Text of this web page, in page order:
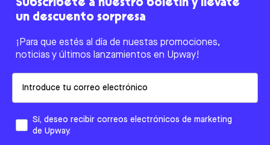
Subscríbete a nuestro boletín y llévate
un descuento sorpresa
¡Para que estés al día de nuestas promociones,
noticias y últimos lanzamientos en Upway!
Sí, deseo recibir correos electrónicos de marketing
de Upway.